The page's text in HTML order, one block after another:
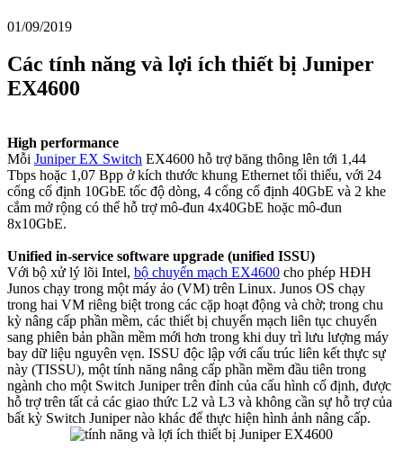
01/09/2019
Các tính năng và lợi ích thiết bị Juniper
EX4600
High performance​
Mỗi Juniper EX Switch EX4600 hỗ trợ băng thông lên tới 1,44
Tbps hoặc 1,07 Bpp ở kích thước khung Ethernet tối thiểu, với 24
cổng cố định 10GbE tốc độ dòng, 4 cổng cố định 40GbE và 2 khe
cắm mở rộng có thể hỗ trợ mô-đun 4x40GbE hoặc mô-đun
8x10GbE.
Unified in-service software upgrade (unified ISSU)​
Với bộ xử lý lõi Intel, bộ chuyển mạch EX4600 cho phép HĐH
Junos chạy trong một máy ảo (VM) trên Linux. Junos OS chạy
trong hai VM riêng biệt trong các cặp hoạt động và chờ; trong chu
kỳ nâng cấp phần mềm, các thiết bị chuyển mạch liên tục chuyển
sang phiên bản phần mềm mới hơn trong khi duy trì lưu lượng máy
bay dữ liệu nguyên vẹn. ISSU độc lập với cấu trúc liên kết thực sự
này (TISSU), một tính năng nâng cấp phần mềm đầu tiên trong
ngành cho một Switch Juniper trên đỉnh của cấu hình cố định, được
hỗ trợ trên tất cả các giao thức L2 và L3 và không cần sự hỗ trợ của
bất kỳ Switch Juniper nào khác để thực hiện hình ảnh nâng cấp.